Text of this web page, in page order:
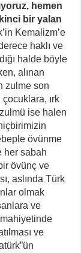
hemen
bir yalan
Kemalizm’e
haklı ve
halde böyle
alınan
zulme son
ırk
ise halen
övünme
her sabah
övünç ve
aslında Türk
olmak
ve
ve